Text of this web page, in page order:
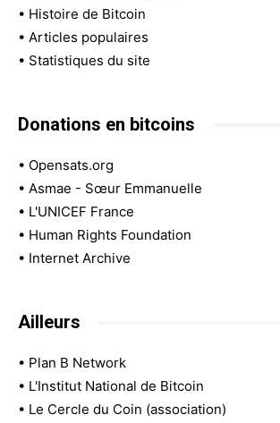
• Histoire de Bitcoin
• Articles populaires
• Statistiques du site
Donations en bitcoins
• Opensats.org
• Asmae - Sœur Emmanuelle
• L'UNICEF France
• Human Rights Foundation
• Internet Archive
Ailleurs
• Plan B Network
• L'Institut National de Bitcoin
• Le Cercle du Coin (association)